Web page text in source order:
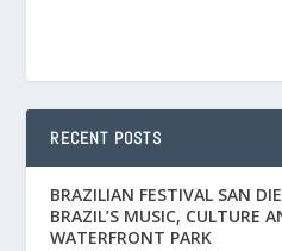
RECENT POSTS
BRAZILIAN FESTIVAL SAN
BRAZIL’S MUSIC, CULTURE
WATERFRONT PARK